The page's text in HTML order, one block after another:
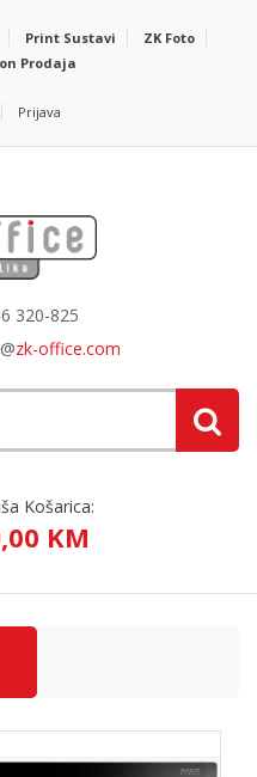
Print Sustavi
ZK Foto
Prodaja
Prijava
320-825
zk-office.com
Košarica:
KM